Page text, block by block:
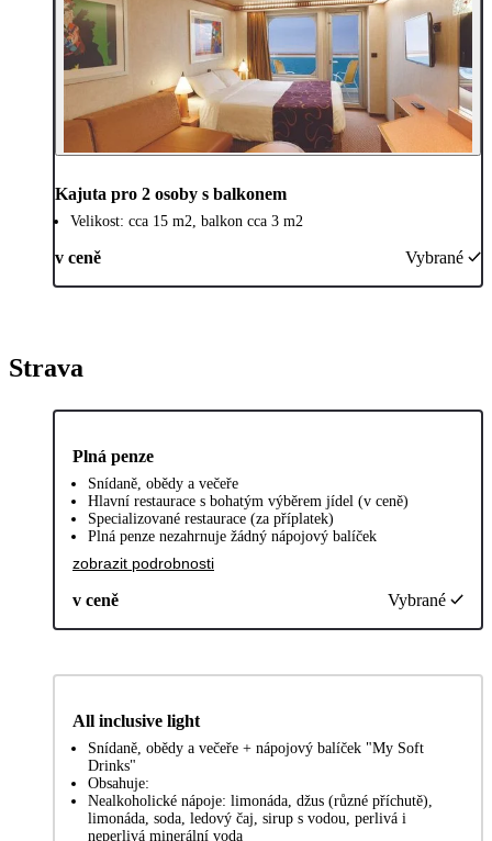
Kajuta pro 2 osoby s balkonem
Velikost: cca 15 m2, balkon cca 3 m2
v ceně Vybrané
Strava
Plná penze
Snídaně, obědy a večeře
Hlavní restaurace s bohatým výběrem jídel (v ceně)
Specializované restaurace (za příplatek)
Plná penze nezahrnuje žádný nápojový balíček
zobrazit podrobnosti
v ceně Vybrané
All inclusive light
Snídaně, obědy a večeře + nápojový balíček "My Soft
Drinks"
Obsahuje:
Nealkoholické nápoje: limonáda, džus (různé příchutě),
limonáda, soda, ledový čaj, sirup s vodou, perlivá i
neperlivá minerální voda